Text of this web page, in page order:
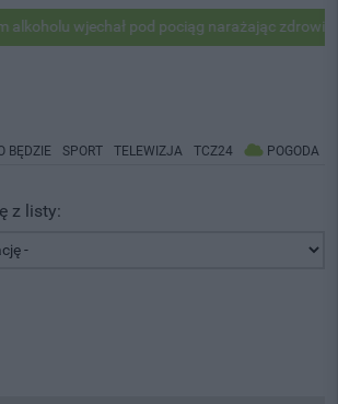
wjechał pod pociąg narażając zdrowie i życie
BĘDZIE SPORT TELEWIZJA TCZ24 POGODA
z listy: